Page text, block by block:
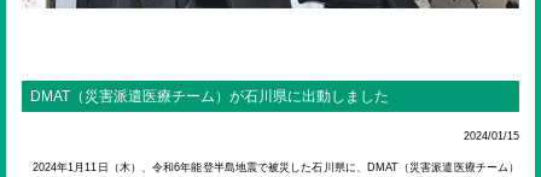
DMAT（災害派遣医療チーム）が石川県に出動しました
2024/01/15
2024年1月11日（木）、令和6年能登半島地震で被災した石川県に、DMAT（災害派遣医療チーム）